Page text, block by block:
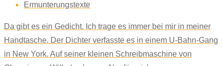
Ermunterungstexte
Da gibt es ein Gedicht. Ich trage es immer bei mir in meiner
Handtasche. Der Dichter verfasste es in einem U-Bahn-Gang
in New York. Auf seiner kleinen Schreibmaschine von